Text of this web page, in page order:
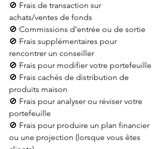
🚫 Frais de transaction sur
achats/ventes de fonds
🚫 Commissions d’entrée ou de sortie
🚫 Frais supplémentaires pour
rencontrer un conseiller
🚫 Frais pour modifier votre portefeuille
🚫 Frais cachés de distribution de
produits maison
🚫 Frais pour analyser ou réviser votre
portefeuille
🚫 Frais pour produire un plan financier
ou une projection (lorsque vous êtes